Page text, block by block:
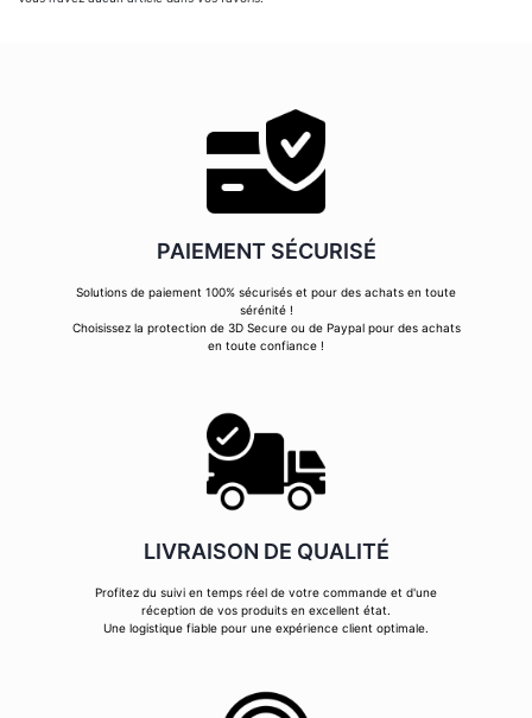
PAIEMENT SÉCURISÉ
Solutions de paiement 100% sécurisés et pour des achats en toute
sérénité !
Choisissez la protection de 3D Secure ou de Paypal pour des achats
en toute confiance !
LIVRAISON DE QUALITÉ
Profitez du suivi en temps réel de votre commande et d'une
réception de vos produits en excellent état.
Une logistique fiable pour une expérience client optimale.